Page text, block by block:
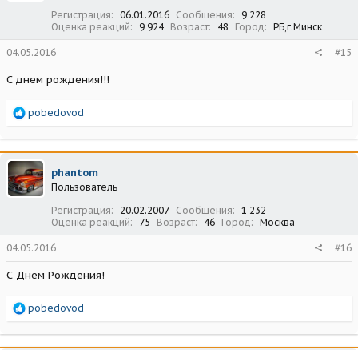
Регистрация 06.01.2016 Сообщения
9 228
Оценка реакций
9 924 Возраст 48 Город РБ,г.Минск
04.05.2016 #15
С днем рождения!!!
Р
а
к
ц
и
и
pobedovod
phantom
Пользователь
Регистрация
20.02.2007 Сообщения
1 232
Оценка реакций
75 Возраст 46 Город Москва
04.05.2016 #16
С Днем Рождения!
Р
а
к
pobedovod